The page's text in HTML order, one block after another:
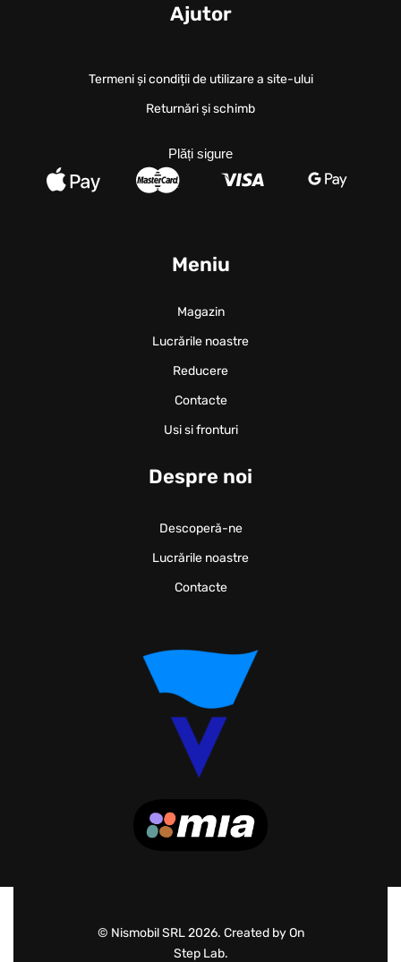
Meniu
Magazin
Lucrările noastre
Reducere
Contacte
Usi si fronturi
Despre noi
Descoperă-ne
Lucrările noastre
Contacte
Ajutor
Termeni și condiții de utilizare a site-ului
Returnări și schimb
Plăți sigure
© Nismobil SRL 2026. Created by On
Step Lab.